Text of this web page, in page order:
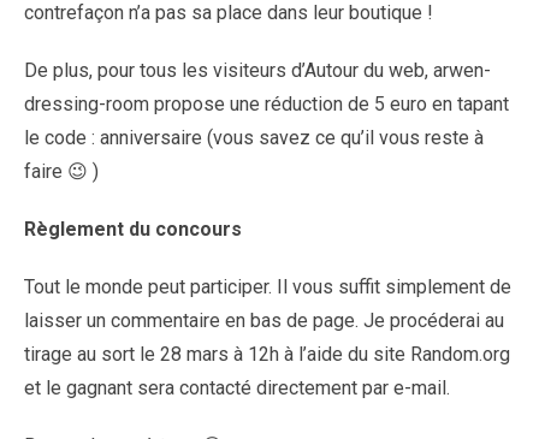
contrefaçon n’a pas sa place dans leur boutique !
De plus, pour tous les visiteurs d’Autour du web, arwen-
dressing-room propose une réduction de 5 euro en tapant
le code : anniversaire (vous savez ce qu’il vous reste à
faire 😉 )
Règlement du concours
Tout le monde peut participer. Il vous suffit simplement de
laisser un commentaire en bas de page. Je procéderai au
tirage au sort le 28 mars à 12h à l’aide du site Random.org
et le gagnant sera contacté directement par e-mail.